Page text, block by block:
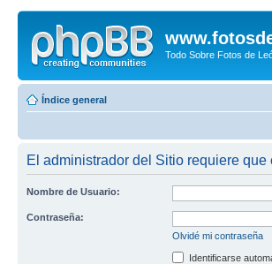
Todo Sobre Fotos de
Índice general
El administrador del Sitio requiere
Nombre de Usuario:
Contraseña:
Olvidé mi contraseña
Identificarse